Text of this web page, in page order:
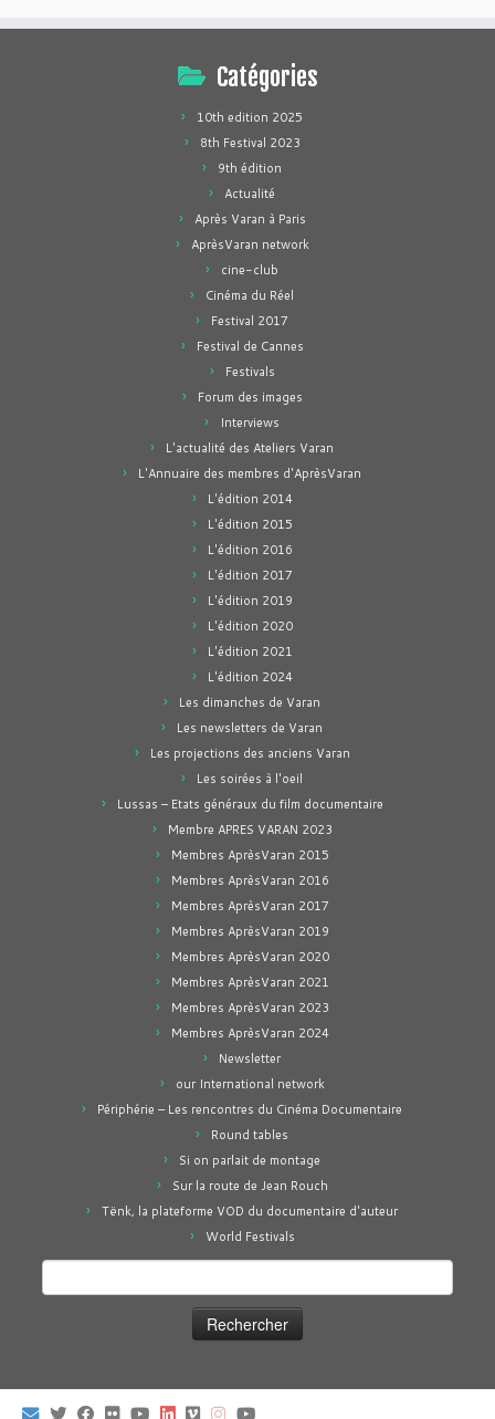
Catégories
10th edition 2025
8th Festival 2023
9th édition
Actualité
Après Varan à Paris
AprèsVaran network
cine-club
Cinéma du Réel
Festival 2017
Festival de Cannes
Festivals
Forum des images
Interviews
L'actualité des Ateliers Varan
L'Annuaire des membres d'AprèsVaran
L'édition 2014
L'édition 2015
L'édition 2016
L'édition 2017
L'édition 2019
L'édition 2020
L'édition 2021
L'édition 2024
Les dimanches de Varan
Les newsletters de Varan
Les projections des anciens Varan
Les soirées à l'oeil
Lussas – Etats généraux du film documentaire
Membre APRES VARAN 2023
Membres AprèsVaran 2015
Membres AprèsVaran 2016
Membres AprèsVaran 2017
Membres AprèsVaran 2019
Membres AprèsVaran 2020
Membres AprèsVaran 2021
Membres AprèsVaran 2023
Membres AprèsVaran 2024
Newsletter
our International network
Périphérie – Les rencontres du Cinéma Documentaire
Round tables
Si on parlait de montage
Sur la route de Jean Rouch
Tënk, la plateforme VOD du documentaire d'auteur
World Festivals